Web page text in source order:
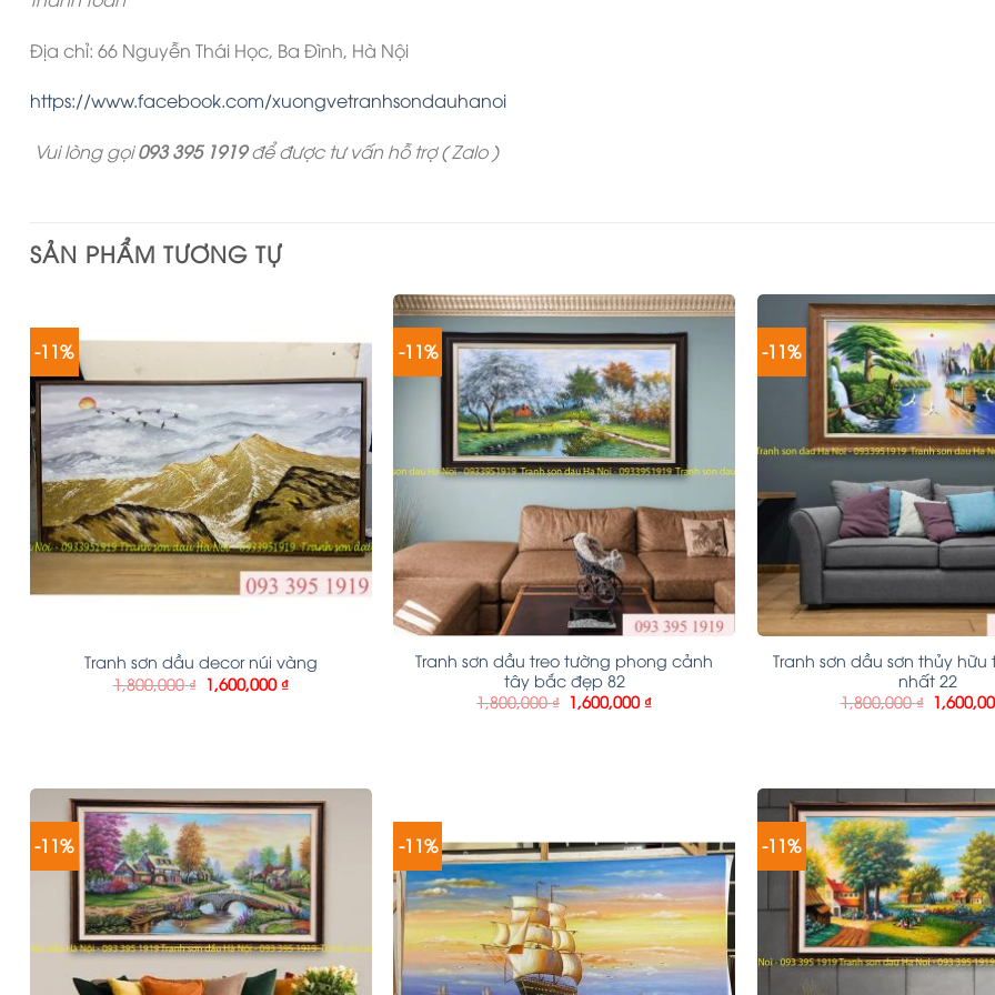
Địa chỉ: 66 Nguyễn Thái Học, Ba Đình, Hà Nội
https://www.facebook.com/xuongvetranhsondauhanoi
Vui lòng gọi093 395 1919để được tư vấn hỗ trợ ( Zalo )
SẢN PHẨM TƯƠNG TỰ
-11%
Tranh sơn dầu decor núi vàng
1,800,000₫ 1,600,000₫
-11%
Tranh sơn dầu treo tường phong cảnh
tây bắc đẹp 82
1,800,000₫ 1,600,000₫
-11%
Tranh sơn dầu sơn thủy hữu
nhất 22
1,800,000₫
-11% -11% -11%